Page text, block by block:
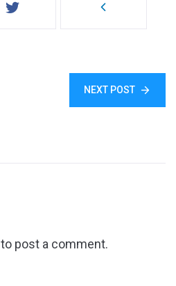
NEXT POST
to post a comment.